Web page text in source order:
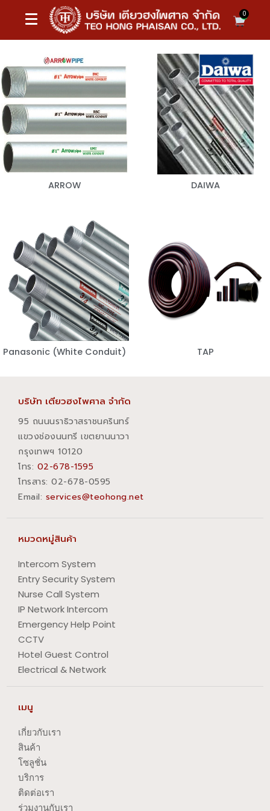
0
ARROW DAIWA
Panasonic (White Conduit) TAP
บริษัท เตียวฮงไพศาล จำกัด
95 ถนนนราธิวาสราชนครินทร์
แขวงช่องนนทรี เขตยานนาวา
กรุงเทพฯ 10120
โทร: 02-678-1595
โทรสาร:​ 02-678-0595
Email: services@teohong.net
หมวดหมู่สินค้า
Intercom System
Entry Security System
Nurse Call System
IP Network Intercom
Emergency Help Point
CCTV
Hotel Guest Control
Electrical & Network
เมนู
เกี่ยวกับเรา
สินค้า
โซลูชั่น
บริการ
ติดต่อเรา
ร่วมงานกับเรา